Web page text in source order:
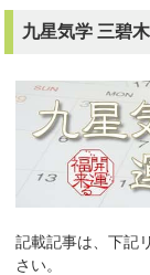
九星気学 三碧
記載記事は、下記
さい。